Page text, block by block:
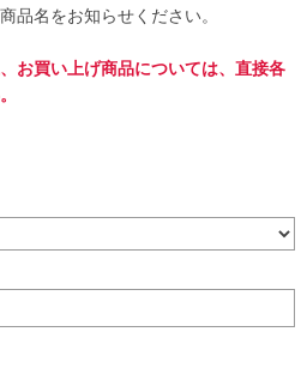
品名をお知らせください。
お買い上げ商品については、直接各